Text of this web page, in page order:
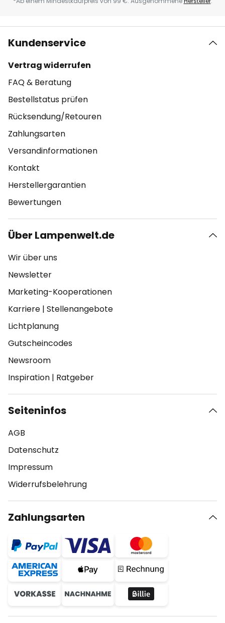
Kundenservice
Vertrag widerrufen
FAQ & Beratung
Bestellstatus prüfen
Rücksendung/Retouren
Zahlungsarten
Versandinformationen
Kontakt
Herstellergarantien
Bewertungen
Über Lampenwelt.de
Wir über uns
Newsletter
Marketing-Kooperationen
Karriere | Stellenangebote
Lichtplanung
Gutscheincodes
Newsroom
Inspiration | Ratgeber
Seiteninfos
AGB
Datenschutz
Impressum
Widerrufsbelehrung
Zahlungsarten